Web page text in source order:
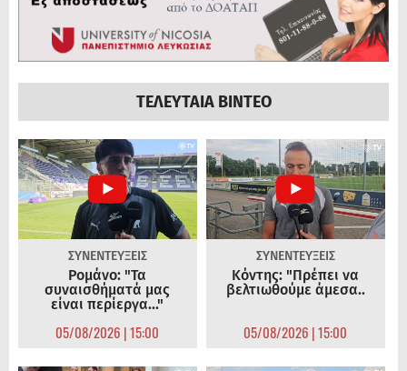
ΤΕΛΕΥΤΑΙΑ ΒΙΝΤΕΟ
ΣΥΝΕΝΤΕΥΞΕΙΣ
Ρομάνο: "Τα
συναισθήματά μας
είναι περίεργα..."
05/08/2026 | 15:00
ΣΥΝΕΝΤΕΥΞΕΙΣ
Κόντης: "Πρέπει να
βελτιωθούμε άμεσα..
05/08/2026 | 15:00